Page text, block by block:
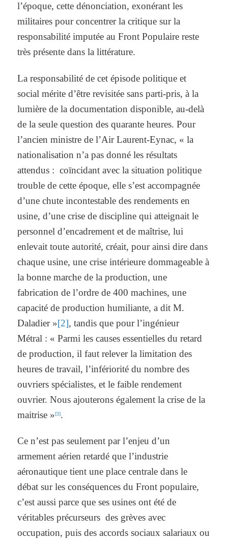
l’époque, cette dénonciation, exonérant les
militaires pour concentrer la critique sur la
responsabilité imputée au Front Populaire reste
très présente dans la littérature.
La responsabilité de cet épisode politique et
social mérite d’être revisitée sans parti-pris, à la
lumière de la documentation disponible, au-delà
de la seule question des quarante heures. Pour
l’ancien ministre de l’Air Laurent-Eynac, « la
nationalisation n’a pas donné les résultats
attendus : coïncidant avec la situation politique
trouble de cette époque, elle s’est accompagnée
d’une chute incontestable des rendements en
usine, d’une crise de discipline qui atteignait le
personnel d’encadrement et de maîtrise, lui
enlevait toute autorité, créait, pour ainsi dire dans
chaque usine, une crise intérieure dommageable à
la bonne marche de la production, une
fabrication de l’ordre de 400 machines, une
capacité de production humiliante, a dit M.
Daladier »[2], tandis que pour l’ingénieur
Métral : « Parmi les causes essentielles du retard
de production, il faut relever la limitation des
heures de travail, l’infériorité du nombre des
ouvriers spécialistes, et le faible rendement
ouvrier. Nous ajouterons également la crise de la
maitrise »[3].
Ce n’est pas seulement par l’enjeu d’un
armement aérien retardé que l’industrie
aéronautique tient une place centrale dans le
débat sur les conséquences du Front populaire,
c’est aussi parce que ses usines ont été de
véritables précurseurs des grèves avec
occupation, puis des accords sociaux salariaux ou